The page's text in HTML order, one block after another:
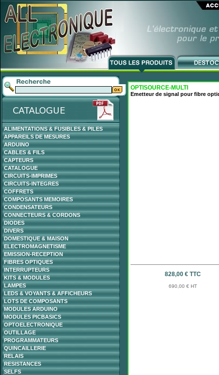
ALIMENTATIONS & FUSIBLES & PILES
APPAREILS DE MESURES
ARDUINO
CABLES & FILS
CAPTEURS
CATALOGUE
CIRCUITS-IMPRIMES
CIRCUITS-INTEGRES
COFFRETS
COMPOSANTS MEMOIRES
CONDENSATEURS
CONNECTEURS & CORDONS
DIODES
DIVERS
DOMESTIQUE & MAISON
ELECTROMAGNETISME
EMISSION-RECEPTION
FIBRES OPTIQUES
INTERRUPTEURS
KITS & MODULES
LAMPES
LEDS & VOYANTS & AFFICHEURS
LOTS DE COMPOSANTS
MODULES ARDUINO
MODULES PICBASICS
OPTOELECTRONIQUE
OUTILLAGE
PROGRAMMATEURS
QUINCAILLERIE
RELAIS
RESISTANCES
SELFS
OPTISOURCE-MULTI
Emetteur de signal pour fibre
828,00 € TTC
690,00 € HT